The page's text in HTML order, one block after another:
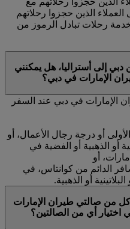
الذين حجزوا رحلاتهم
رحلات تبادل الرموز من
إلى أستراليا، هل يمكنني
الإمارات في دبي؟
الإمارات في دبي عند السفر
أو درجة رجال الأعمال، أو
أو الذهبية أو الفضية في
أو
الدائم من كوانتاس، في
البلاتينية أو الذهبية.
كل من صالتي طيران الإمارات
اختيار أي من الصالتين؟